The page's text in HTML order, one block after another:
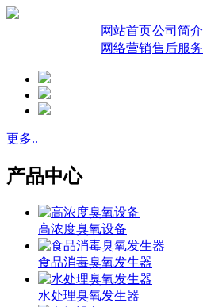
网站首页公司简介
网络营销售后服务
更多..
产品中心
高浓度臭氧设备
食品消毒臭氧发生器
水处理臭氧发生器